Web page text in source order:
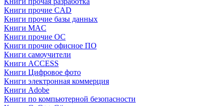
Книги прочие CAD
Книги прочие базы данных
Книги MAC
Книги прочие ОС
Книги прочие офисное ПО
Книги самоучители
Книги ACCESS
Книги Цифровое фото
Книги электронная коммерция
Книги Adobe
Книги по компьютерной безопасности